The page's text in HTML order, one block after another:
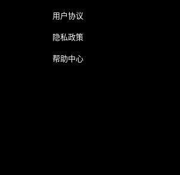
用户协议
隐私政策
帮助中心